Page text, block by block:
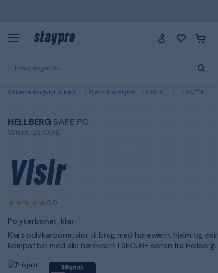
Sikkerhedsudstyr & beklædning Øjen- & ansigtsbeskyttelse Visir & visirsystem VisirerSAFE PC Hellberg Visir Polykarbonat, klar
HELLBERG SAFE PC
Varenr.: 2870018
Visir
5,0
Polykarbonat, klar
Klart polykarbonatvisir til brug med høreværn, hjelm og
Kompatibel med alle høreværn i SECURE serien fra Hellberg.